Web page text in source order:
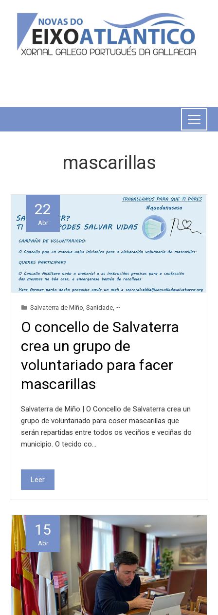
mascarillas
22
Abr
Salvaterra de Miño ,Sanidade ~
O concello de Salvaterra
crea un grupo de
voluntariado para facer
mascarillas
Salvaterra de Miño | O Concello de Salvaterra crea un
grupo de voluntariado para coser mascarillas que
serán repartidas entre todos os veciños e veciñas do
municipio. O tecido co…
Leer
15
Abr